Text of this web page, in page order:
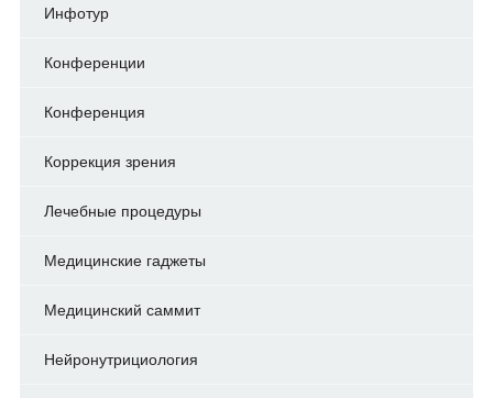
Инфотур
Конференции
Конференция
Коррекция зрения
Лечебные процедуры
Медицинские гаджеты
Медицинский саммит
Нейронутрициология